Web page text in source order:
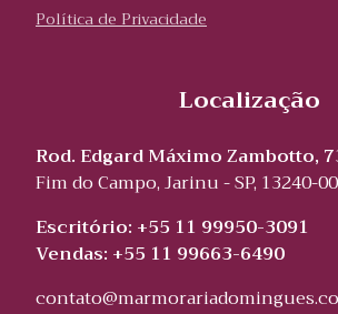
Política de Privacidade
Localização
Rod. Edgard Máximo Zambotto,
Fim do Campo, Jarinu - SP, 13240-
Escritório: +55 11 99950-3091
Vendas: +55 11 99663-6490